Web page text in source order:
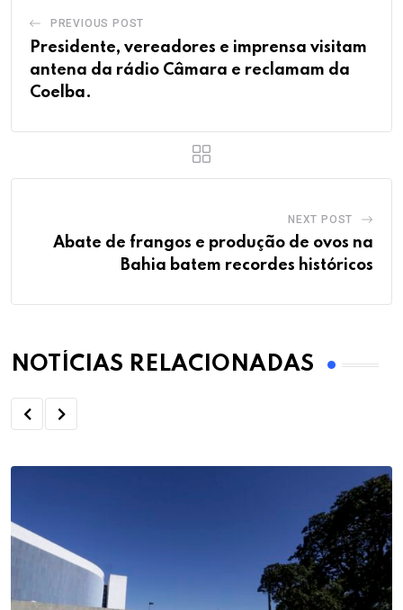
PREVIOUS POST
Presidente, vereadores e imprensa visitam
antena da rádio Câmara e reclamam da
Coelba.
NEXT POST
Abate de frangos e produção de ovos na
Bahia batem recordes históricos
NOTÍCIAS RELACIONADAS